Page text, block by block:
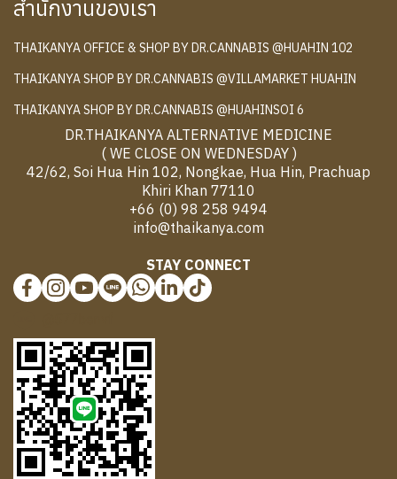
สำนักงานของเรา
THAIKANYA OFFICE & SHOP BY DR.CANNABIS @HUAHIN 102
THAIKANYA SHOP BY DR.CANNABIS @VILLAMARKET HUAHIN
THAIKANYA SHOP BY DR.CANNABIS @HUAHINSOI 6
DR.THAIKANYA ALTERNATIVE MEDICINE
( WE CLOSE ON WEDNESDAY )
42/62, Soi Hua Hin 102, Nongkae, Hua Hin, Prachuap
Khiri Khan 77110
+66 (0) 98 258 9494
info@thaikanya.com
STAY CONNECT